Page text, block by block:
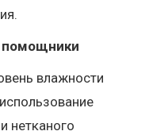
помощники
влажности
нетканого